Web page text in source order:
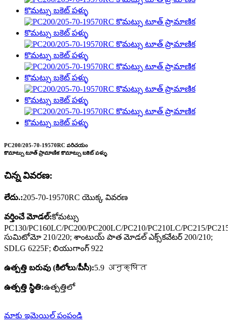
PC200/205-70-19570RC పరిచయం
కొమాట్సు టూత్ ప్రామాణిక కొమాట్సు బకెట్ పళ్ళు
చిన్న వివరణ:
లేదు.:205-70-19570RC యొక్క వివరణ
వర్తించే మోడల్:కోమట్సు
PC130/PC160LC/PC200/PC200LC/PC210/PC210LC/PC215/
సుమిటోమో 210/220; శాంటుయ్ పాత మోడల్ ఎక్స్‌కవేటర్ 200/210;
SDLG 6225F; లియుగాంగ్ 922
ఉత్పత్తి బరువు (కిలోలు/పీసీ):5.9 अनुक्षित
ఉత్పత్తి స్థితి:ఉత్పత్తిలో
మాకు ఇమెయిల్ పంపండి